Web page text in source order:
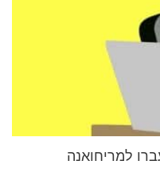
למריחואנה